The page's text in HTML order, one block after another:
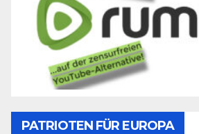
PATRIOTEN FÜR EUROPA